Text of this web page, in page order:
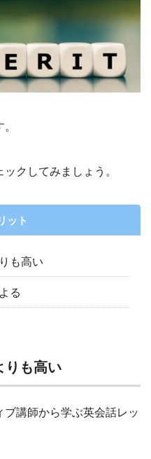
クしてみましょう。
ット
も高い
る
りも高い
講師から学ぶ英会話レッ